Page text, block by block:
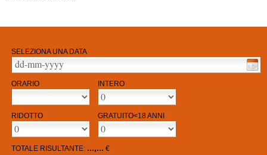
SELEZIONA UNA DATA
ORARIO INTERO
RIDOTTO GRATUITO<18 ANNI
TOTALE RISULTANTE: ...,... €